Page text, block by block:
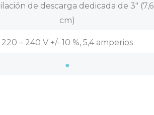
de descarga dedicada de 3″ (7,6
cm)
220 – 240 V +/- 10 %, 5,4 amperios
●